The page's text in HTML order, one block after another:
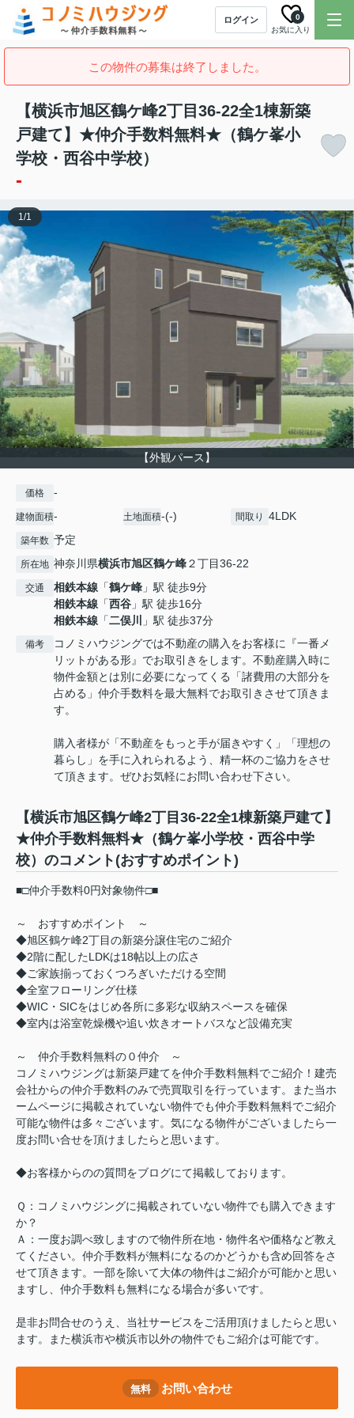
ログイン
お気に入り
0
この物件の募集は終了しました。
【横浜市旭区鶴ケ峰2丁目36-22全1棟新築
戸建て】★仲介手数料無料★（鶴ケ峯小
学校・西谷中学校）
-
【外観パース】
1/1
価格 -
建物面積- 土地面積-(-) 間取り 4LDK
築年数 予定
所在地 神奈川県横浜市旭区鶴ケ峰２丁目36-22
交通 相鉄本線 「鶴ケ峰 」駅 徒歩9分
相鉄本線 「西谷 」駅 徒歩16分
相鉄本線 「二俣川 」駅 徒歩37分
備考
コノミハウジングでは不動産の購入をお客様に『一番メ
リットがある形』でお取引きをします。不動産購入時に
物件金額とは別に必要になってくる「諸費用の大部分を
占める」仲介手数料を最大無料でお取引きさせて頂きま
す。
購入者様が「不動産をもっと手が届きやすく」「理想の
暮らし」を手に入れられるよう、精一杯のご協力をさせ
て頂きます。ぜひお気軽にお問い合わせ下さい。
【横浜市旭区鶴ケ峰2丁目36-22全1棟新築戸建て】
★仲介手数料無料★（鶴ケ峯小学校・西谷中学
校）のコメント(おすすめポイント)
■□仲介手数料0円対象物件□■
～ おすすめポイント ～
◆旭区鶴ケ峰2丁目の新築分譲住宅のご紹介
◆2階に配したLDKは18帖以上の広さ
◆ご家族揃っておくつろぎいただける空間
◆全室フローリング仕様
◆WIC・SICをはじめ各所に多彩な収納スペースを確保
◆室内は浴室乾燥機や追い炊きオートバスなど設備充実
～ 仲介手数料無料の０仲介 ～
コノミハウジングは新築戸建てを仲介手数料無料でご紹介！建売
会社からの仲介手数料のみで売買取引を行っています。また当ホ
ームページに掲載されていない物件でも仲介手数料無料でご紹介
可能な物件は多々ございます。気になる物件がございましたら一
度お問い合せを頂けましたらと思います。
◆お客様からのの質問をブログにて掲載しております。
Ｑ：コノミハウジングに掲載されていない物件でも購入できます
か？
Ａ：一度お調べ致しますので物件所在地・物件名や価格など教え
てください。仲介手数料が無料になるのかどうかも含め回答をさ
せて頂きます。一部を除いて大体の物件はご紹介が可能かと思い
ますし、仲介手数料も無料になる場合が多いです。
是非お問合せのうえ、当社サービスをご活用頂けましたらと思い
ます。また横浜市や横浜市以外の物件でもご紹介は可能です。
無料 お問い合わせ